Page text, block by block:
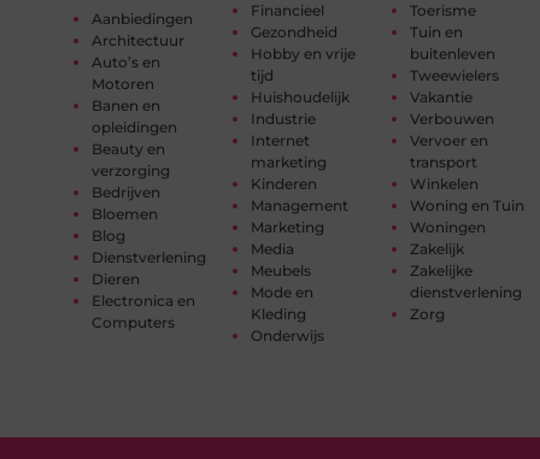
Aanbiedingen
Architectuur
Auto’s en
Motoren
Banen en
opleidingen
Beauty en
verzorging
Bedrijven
Bloemen
Blog
Dienstverlening
Dieren
Electronica en
Computers
Financieel
Gezondheid
Hobby en vrije
tijd
Huishoudelijk
Industrie
Internet
marketing
Kinderen
Management
Marketing
Media
Meubels
Mode en
Kleding
Onderwijs
Toerisme
Tuin en
buitenleven
Tweewielers
Vakantie
Verbouwen
Vervoer en
transport
Winkelen
Woning en Tuin
Woningen
Zakelijk
Zakelijke
dienstverlening
Zorg